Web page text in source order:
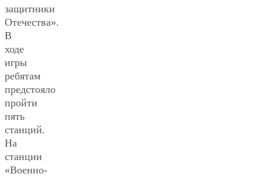
защитники
Отечества».
В
ходе
игры
ребятам
предстояло
пройти
пять
станций.
На
станции
«Военно-